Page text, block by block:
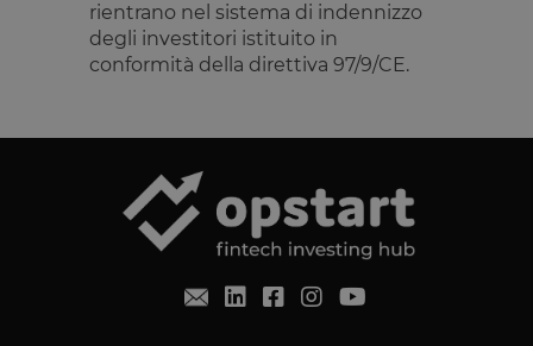
rientrano nel sistema di indennizzo
degli investitori istituito in
conformità della direttiva 97/9/CE.
laravel_session
Laravel LLC
www.opstart.it
1 ora 59
un utente
PHPSESSID
www.opstart.it
Google Privacy Policy